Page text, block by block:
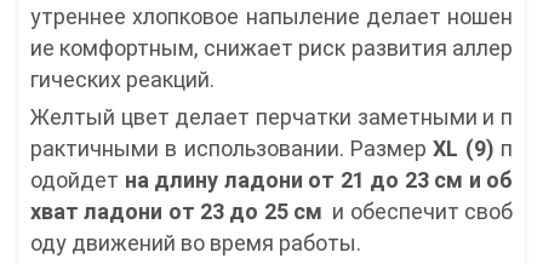
утреннее хлопковое напыление делает ношен
ие комфортным, снижает риск развития аллер
гических реакций.
Желтый цвет делает перчатки заметными и п
рактичными в использовании. РазмерXL (9) п
одойдет на длину ладони от 21 до 23 см и об
хват ладони от 23 до 25 см и обеспечит своб
оду движений во время работы.